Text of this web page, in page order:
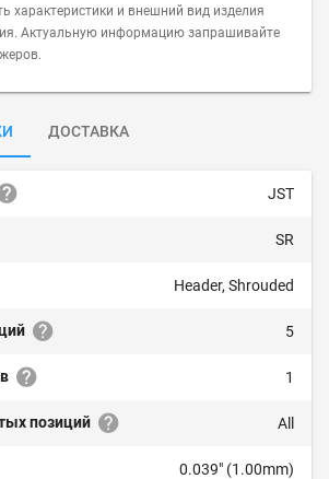
характеристики и внешний вид изделия
Актуальную информацию запрашивайте
ДОСТАВКА
JST
SR
Header, Shrouded
5
1
позиций All
0.039" (1.00mm)